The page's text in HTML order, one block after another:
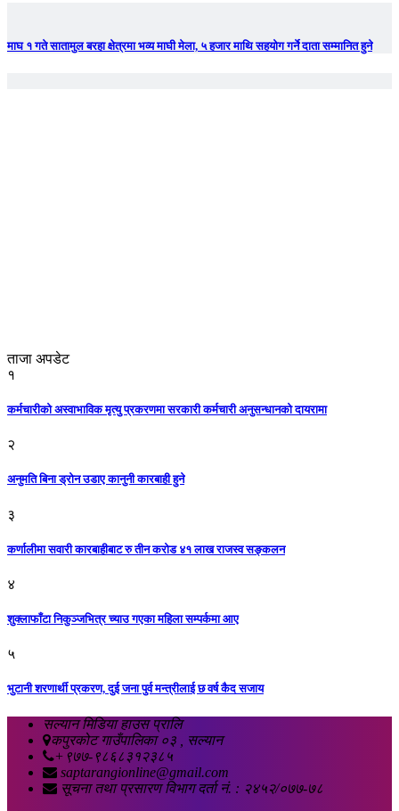
माघ १ गते सातामुल बरहा क्षेत्रमा भव्य माघी मेला, ५ हजार माथि सहयोग गर्ने दाता सम्मानित हुने
ताजा अपडेट
१
कर्मचारीको अस्वाभाविक मृत्यु प्रकरणमा सरकारी कर्मचारी अनुसन्धानको दायरामा
२
अनुमति बिना ड्रोन उडाए कानुनी कारबाही हुने
३
कर्णालीमा सवारी कारबाहीबाट रु तीन करोड ४१ लाख राजस्व सङ्कलन
४
शुक्लाफाँटा निकुञ्जभित्र च्याउ गएका महिला सम्पर्कमा आए
५
भुटानी शरणार्थी प्रकरण, दुई जना पुर्व मन्त्रीलाई छ वर्ष कैद सजाय
सल्यान मिडिया हाउस प्रालि
कपुरकोट गाउँपालिका ०३ , सल्यान
+९७७-९८६८३१२३८५
saptarangionline@gmail.com
सूचना तथा प्रसारण विभाग दर्ता नं. : २४५२/०७७-७८